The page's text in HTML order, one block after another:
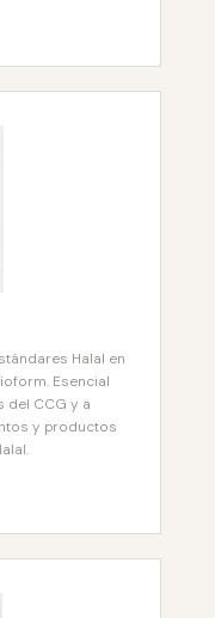
Halal en
Esencial
del CCG y a
y productos